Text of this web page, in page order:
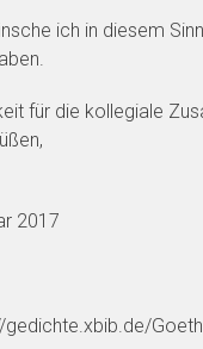
ich in diesem
für die kollegiale
2017
gedichte.xbib.de/